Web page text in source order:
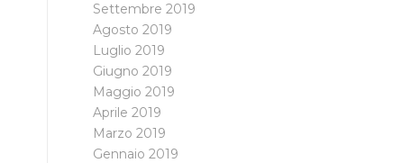
Settembre 2019
Agosto 2019
Luglio 2019
Giugno 2019
Maggio 2019
Aprile 2019
Marzo 2019
Gennaio 2019